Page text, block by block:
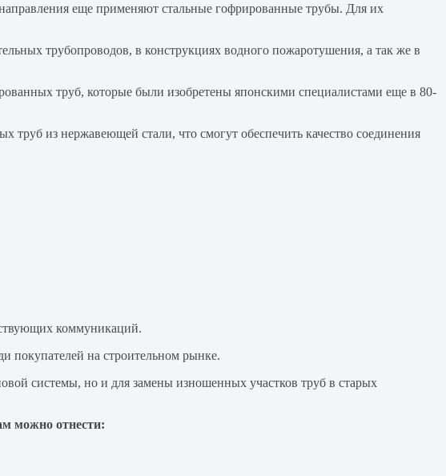
еще применяют стальные гофрированные трубы. Для их
трубопроводов, в конструкциях водного пожаротушения, а так же в
труб, которые были изобретены японскими специалистами еще в 80-
из нержавеющей стали, что смогут обеспечить качество соединения
коммуникаций.
покупателей на строительном рынке.
системы, но и для замены изношенных участков труб в старых
можно отнести: